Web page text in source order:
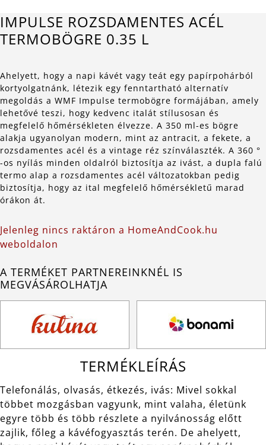
IMPULSE ROZSDAMENTES ACÉL
TERMOBÖGRE 0.35 L
Ahelyett, hogy a napi kávét vagy teát egy papírpohárból
kortyolgatnánk, létezik egy fenntartható alternatív
megoldás a WMF Impulse termobögre formájában, amely
lehetővé teszi, hogy kedvenc italát stílusosan és
megfelelő hőmérsékleten élvezze. A 350 ml-es bögre
alakja ugyanolyan modern, mint az antracit, a fekete, a
rozsdamentes acél és a vintage réz színválaszték. A 360 °
-os nyílás minden oldalról biztosítja az ivást, a dupla falú
termo alap a rozsdamentes acél változatokban pedig
biztosítja, hogy az ital megfelelő hőmérsékletű marad
órákon át.
Jelenleg nincs raktáron a HomeAndCook.hu
weboldalon
A TERMÉKET PARTNEREINKNÉL IS
MEGVÁSÁROLHATJA
TERMÉKLEÍRÁS
Telefonálás, olvasás, étkezés, ivás: Mivel sokkal
többet mozgásban vagyunk, mint valaha, életünk
egyre több és több részlete a nyilvánosság előtt
zajlik, főleg a kávéfogyasztás terén. De ahelyett,